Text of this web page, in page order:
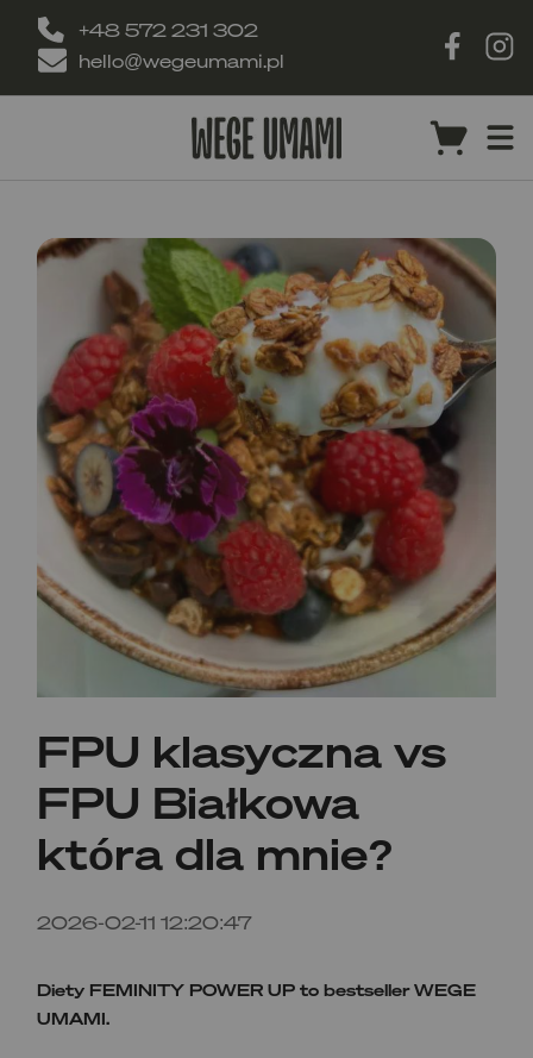
+48 572 231 302
hello@wegeumami.pl
FPU klasyczna vs
FPU Białkowa
która dla mnie?
2026-02-11 12:20:47
Diety FEMINITY POWER UP to bestseller WEGE
UMAMI.